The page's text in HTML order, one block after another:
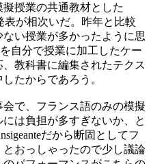
授業の共通教材とした
表が相次いだ。昨年と比較
い授業が多かったように思
を自分で授業に加工したケー
教科書に編集されたテクス
たからであろう。
で、フランス語のみの模擬
は負担が多すぎないか、と
だから断固としてフ
おっしゃったので少し議論